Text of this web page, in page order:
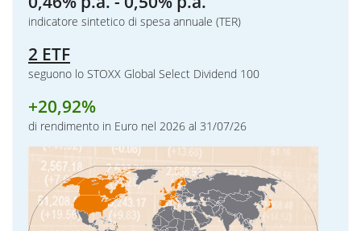
indicatore sintetico di spesa annuale (TER)
2 ETF
seguono lo STOXX Global Select Dividend 100
+20,92%
di rendimento in Euro nel 2026 al 31/07/26